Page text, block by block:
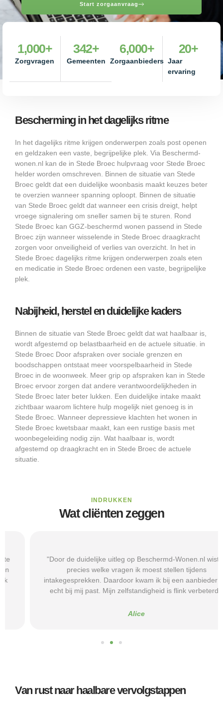
Start zorgaanvraag
Zorgvragen
1,000+
Gemeenten
342+
Zorgaanbieders
6,000+
Jaar
ervaring
20+
Bescherming in het dagelijks ritme
In het dagelijks ritme krijgen onderwerpen zoals post openen
en geldzaken een vaste, begrijpelijke plek. Via Beschermd-
wonen.nl kan de in Stede Broec hulpvraag voor Stede Broec
helder worden omschreven. Binnen de situatie van Stede
Broec geldt dat een duidelijke woonbasis maakt keuzes beter
te overzien wanneer spanning oploopt. Binnen de situatie
van Stede Broec geldt dat wanneer een crisis dreigt, helpt
vroege signalering om sneller samen bij te sturen. Rond
Stede Broec kan GGZ-beschermd wonen passend in Stede
Broec zijn wanneer wisselende in Stede Broec draagkracht
zorgen voor onveiligheid of verlies van overzicht. In het in
Stede Broec dagelijks ritme krijgen onderwerpen zoals eten
en medicatie in Stede Broec ordenen een vaste, begrijpelijke
plek.
Nabijheid, herstel en duidelijke kaders
Binnen de situatie van Stede Broec geldt dat wat haalbaar is,
wordt afgestemd op belastbaarheid en de actuele situatie. in
Stede Broec Door afspraken over sociale grenzen en
boodschappen ontstaat meer voorspelbaarheid in Stede
Broec in de woonweek. Meer grip op afspraken kan in Stede
Broec ervoor zorgen dat andere verantwoordelijkheden in
Stede Broec later beter lukken. Een duidelijke intake maakt
zichtbaar waarom lichtere hulp mogelijk niet genoeg is in
Stede Broec. Wanneer depressieve klachten het wonen in
Stede Broec kwetsbaar maakt, kan een rustige basis met
woonbegeleiding nodig zijn. Wat haalbaar is, wordt
afgestemd op draagkracht en in Stede Broec de actuele
situatie.
INDRUKKEN
Wat cliënten zeggen
"Door de duidelijke uitleg op Beschermd-Wonen.nl wist ik
precies welke vragen ik moest stellen tijdens
intakegesprekken. Daardoor kwam ik bij een aanbieder die
echt bij mij past. Mijn zelfstandigheid is flink verbeterd."
Van rust naar haalbare vervolgstappen